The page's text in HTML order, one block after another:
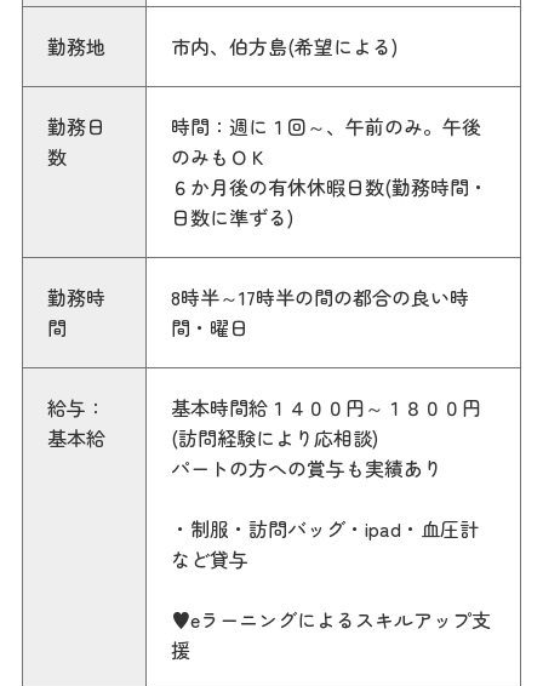
勤務地 市内、伯方島(希望による)
勤務日
数
時間：週に１回～、午前のみ。午後
のみもＯＫ
６か月後の有休休暇日数(勤務時間・
日数に準ずる)
勤務時
間
8時半～17時半の間の都合の良い時
間・曜日
給与：
基本給
基本時間給１４００円～１８００円
(訪問経験により応相談)
パートの方への賞与も実績あり
・制服・訪問バッグ・ipad・血圧計
など貸与
♥eラーニングによるスキルアップ支
援